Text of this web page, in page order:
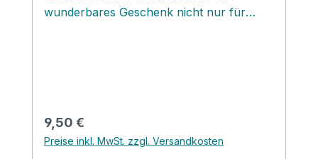
wunderbares Geschenk nicht nur für
Regulärer Preis:
9,50 €
Preise inkl. MwSt. zzgl. Versandkosten